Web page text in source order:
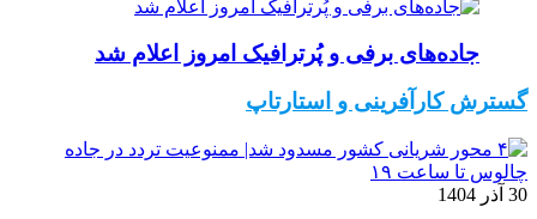
جاده‌های برفی و پُرترافیک امروز اعلام شد
گسترش کارآفرینی و استارتاپ
30 آذر 1404